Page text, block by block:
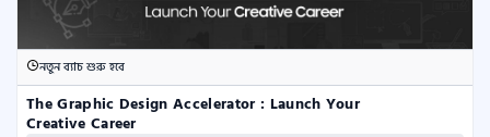
নতুন ব্যাচ শুরু হবে
The Graphic Design Accelerator : Launch Your
Creative Career